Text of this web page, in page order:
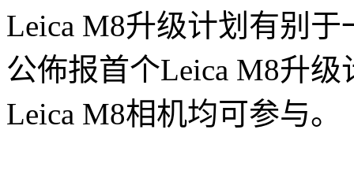
Leica M8升级计划有别
公佈报首个Leica M8升
Leica M8相机均可参与。